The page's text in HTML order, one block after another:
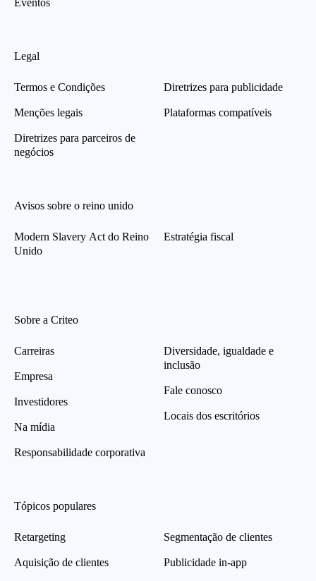
Legal
Termos e Condições
Menções legais
Diretrizes para parceiros de
negócios
Diretrizes para publicidade
Plataformas compatíveis
Avisos sobre o reino unido
Modern Slavery Act do Reino
Unido
Estratégia fiscal
Sobre a Criteo
Carreiras
Empresa
Investidores
Na mídia
Responsabilidade corporativa
Diversidade, igualdade e
inclusão
Fale conosco
Locais dos escritórios
Tópicos populares
Retargeting
Aquisição de clientes
Segmentação de clientes
Publicidade in-app